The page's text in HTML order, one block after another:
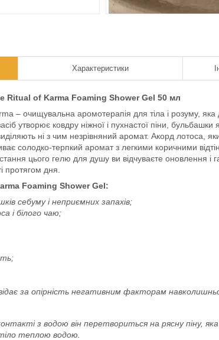
Характеристики
Ritual of Karma Foaming Shower Gel 50 мл
– очищувальна аромотерапія для тіла і розуму, яка
утворює ковдру ніжної і пухнастої піни, бульбашки
ні з чим незрівняний аромат. Акорд лотоса,
солодко-терпкий аромат з легкими коричними
цього гелю для душу ви відчуваєте оновлення
протягом дня.
Foaming Shower Gel:
себуму і неприємних запахів;
і білого чаю;
за опірність негативним факторам
з водою він перетвориться на рясну піну,
теплою водою.